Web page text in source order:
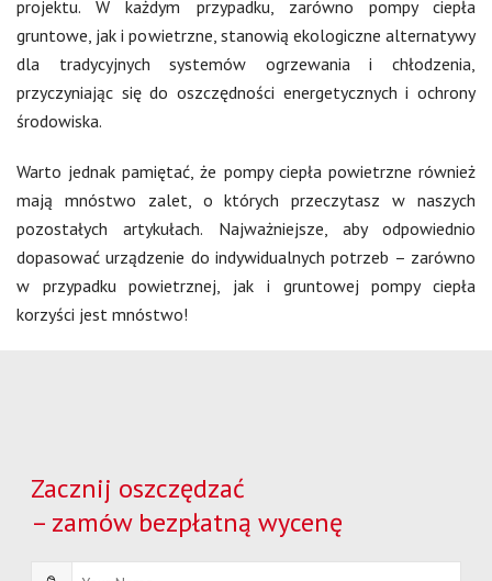
projektu. W każdym przypadku, zarówno pompy ciepła
gruntowe, jak i powietrzne, stanowią ekologiczne alternatywy
dla tradycyjnych systemów ogrzewania i chłodzenia,
przyczyniając się do oszczędności energetycznych i ochrony
środowiska.
Warto jednak pamiętać, że pompy ciepła powietrzne również
mają mnóstwo zalet, o których przeczytasz w naszych
pozostałych artykułach. Najważniejsze, aby odpowiednio
dopasować urządzenie do indywidualnych potrzeb – zarówno
w przypadku powietrznej, jak i gruntowej pompy ciepła
korzyści jest mnóstwo!
Zacznij oszczędzać
– zamów bezpłatną wycenę